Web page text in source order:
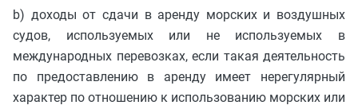
b) доходы от сдачи в аренду морских и воздушных
судов, используемых или не используемых в
международных перевозках, если такая деятельность
по предоставлению в аренду имеет нерегулярный
характер по отношению к использованию морских или